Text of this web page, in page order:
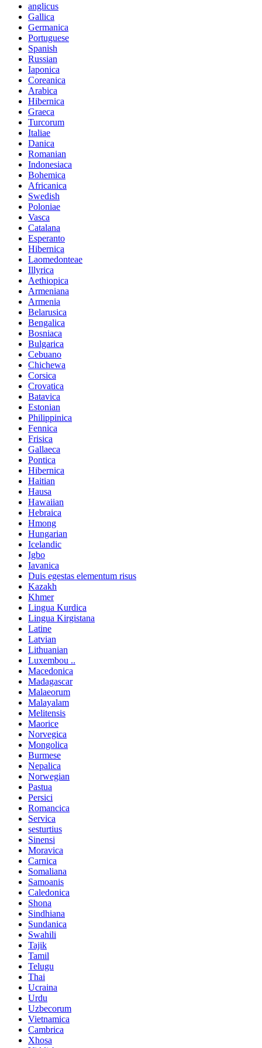
anglicus
Gallica
Germanica
Portuguese
Spanish
Russian
Iaponica
Coreanica
Arabica
Hibernica
Graeca
Turcorum
Italiae
Danica
Romanian
Indonesiaca
Bohemica
Africanica
Swedish
Poloniae
Vasca
Catalana
Esperanto
Hibernica
Laomedonteae
Illyrica
Aethiopica
Armeniana
Armenia
Belarusica
Bengalica
Bosniaca
Bulgarica
Cebuano
Chichewa
Corsica
Crovatica
Batavica
Estonian
Philippinica
Fennica
Frisica
Gallaeca
Pontica
Hibernica
Haitian
Hausa
Hawaiian
Hebraica
Hmong
Hungarian
Icelandic
Igbo
Iavanica
Duis egestas elementum risus
Kazakh
Khmer
Lingua Kurdica
Lingua Kirgistana
Latine
Latvian
Lithuanian
Luxembou ..
Macedonica
Madagascar
Malaeorum
Malayalam
Melitensis
Maorice
Norvegica
Mongolica
Burmese
Nepalica
Norwegian
Pastua
Persici
Romancica
Servica
sesturtius
Sinensi
Moravica
Carnica
Somaliana
Samoanis
Caledonica
Shona
Sindhiana
Sundanica
Swahili
Tajik
Tamil
Telugu
Thai
Ucraina
Urdu
Uzbecorum
Vietnamica
Cambrica
Xhosa